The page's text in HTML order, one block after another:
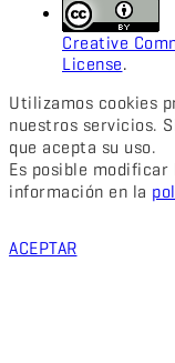
Creative
License.
Utilizamos cookies
nuestros servicios.
que acepta su uso.
Es posible
información en la
ACEPTAR